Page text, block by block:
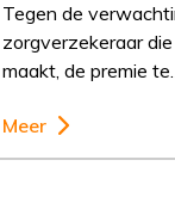
Tegen de
zorgverzekeraar
maakt, de premie
Meer